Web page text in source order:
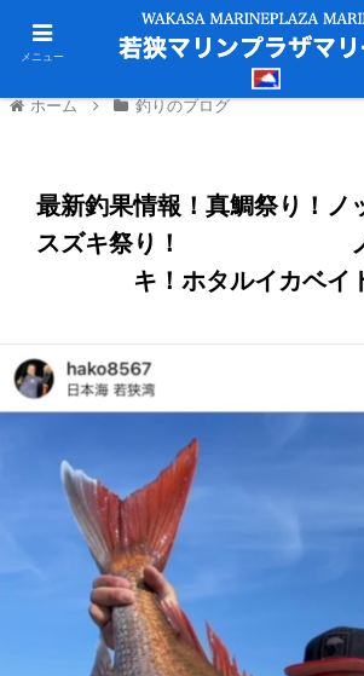
ホーム 釣りのブログ
最新釣果情報！真鯛祭り！ノ
スズキ祭り！ ノッ
キ！ホタルイカベイ
メニュー